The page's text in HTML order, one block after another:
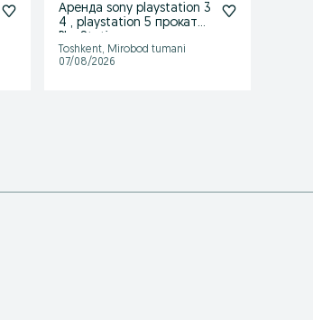
Аренда sony playstation 3
4 , playstation 5 прокат
Toshkent, Mirobod tumani
07/08/2026